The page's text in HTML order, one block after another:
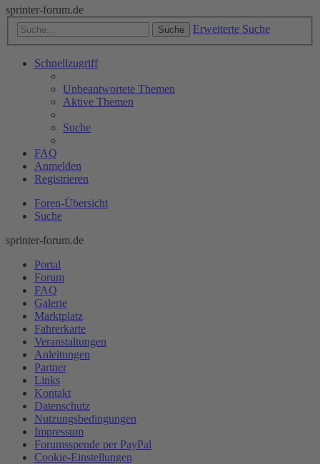
sprinter-forum.de
Suche Erweiterte Suche
Schnellzugriff
Unbeantwortete Themen
Aktive Themen
Suche
FAQ
Anmelden
Registrieren
Foren-Übersicht
Suche
sprinter-forum.de
Portal
Forum
FAQ
Galerie
Marktplatz
Fahrerkarte
Veranstaltungen
Anleitungen
Partner
Links
Kontakt
Datenschutz
Nutzungsbedingungen
Impressum
Forumsspende per PayPal
Cookie-Einstellungen